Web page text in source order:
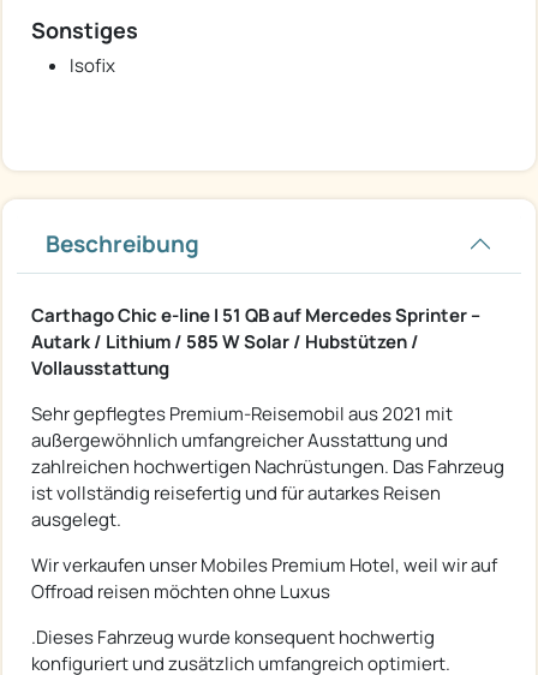
Sonstiges
Isofix
Beschreibung
Carthago Chic e-line I 51 QB auf Mercedes Sprinter –
Autark / Lithium / 585 W Solar / Hubstützen /
Vollausstattung
Sehr gepflegtes Premium-Reisemobil aus 2021 mit
außergewöhnlich umfangreicher Ausstattung und
zahlreichen hochwertigen Nachrüstungen. Das Fahrzeug
ist vollständig reisefertig und für autarkes Reisen
ausgelegt.
Wir verkaufen unser Mobiles Premium Hotel, weil wir auf
Offroad reisen möchten ohne Luxus
.Dieses Fahrzeug wurde konsequent hochwertig
konfiguriert und zusätzlich umfangreich optimiert.